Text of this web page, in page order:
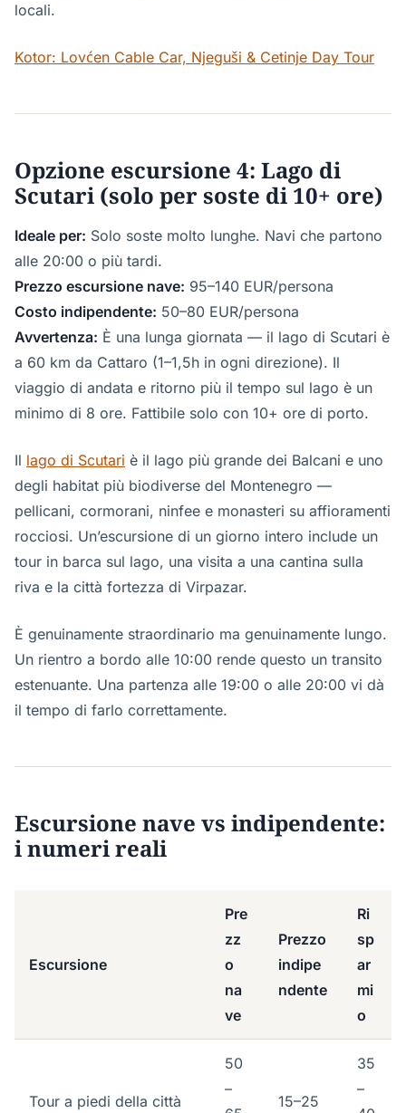
locali.
Kotor: Lovćen Cable Car, Njeguši & Cetinje Day Tour
Opzione escursione 4: Lago di
Scutari (solo per soste di 10+ ore)
Ideale per: Solo soste molto lunghe. Navi che partono
alle 20:00 o più tardi.
Prezzo escursione nave: 95–140 EUR/persona
Costo indipendente: 50–80 EUR/persona
Avvertenza: È una lunga giornata — il lago di Scutari è
a 60 km da Cattaro (1–1,5h in ogni direzione). Il
viaggio di andata e ritorno più il tempo sul lago è un
minimo di 8 ore. Fattibile solo con 10+ ore di porto.
Il lago di Scutari è il lago più grande dei Balcani e uno
degli habitat più biodiverse del Montenegro —
pellicani, cormorani, ninfee e monasteri su affioramenti
rocciosi. Un’escursione di un giorno intero include un
tour in barca sul lago, una visita a una cantina sulla
riva e la città fortezza di Virpazar.
È genuinamente straordinario ma genuinamente lungo.
Un rientro a bordo alle 10:00 rende questo un transito
estenuante. Una partenza alle 19:00 o alle 20:00 vi dà
il tempo di farlo correttamente.
Escursione nave vs indipendente:
i numeri reali
Escursione
Pre
zz
o
na
ve
Prezzo
indipe
ndente
Ri
sp
ar
mi
o
Tour a piedi della città
50
–
15–25
35
–